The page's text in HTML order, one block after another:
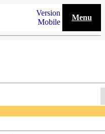
Version
Mobile
Menu